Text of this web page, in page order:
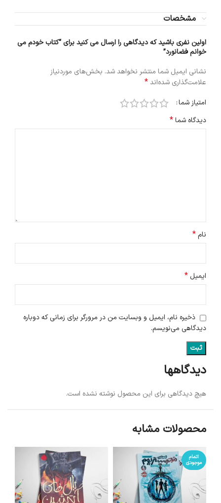
مشخصات
دیدگاهها
هیچ دیدگاهی برای این محصول نوشته نشده است.
اولین نفری باشید که دیدگاهی را ارسال می کنید برای “کتاب خودم می
خوانم فضانورد”
نشانی ایمیل شما منتشر نخواهد شد. بخش‌های موردنیاز
علامت‌گذاری شده‌اند*
امتیاز شما
دیدگاه شما*
نام*
ایمیل*
ذخیره نام، ایمیل و وبسایت من در مرورگر برای زمانی که دوباره
دیدگاهی می‌نویسم.
محصولات مشابه
اتمام
موجودی